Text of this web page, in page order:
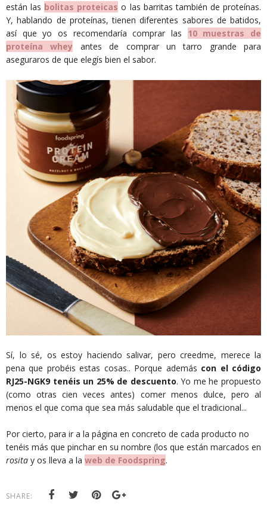
están las bolitas proteicas o las barritas también de proteínas.
Y, hablando de proteínas, tienen diferentes sabores de batidos,
así que yo os recomendaría comprar las 10 muestras de
proteína whey antes de comprar un tarro grande para
aseguraros de que elegís bien el sabor.
Sí, lo sé, os estoy haciendo salivar, pero creedme, merece la
pena que probéis estas cosas.. Porque además con el código
RJ25-NGK9 tenéis un 25% de descuento. Yo me he propuesto
(como otras cien veces antes) comer menos dulce, pero al
menos el que coma que sea más saludable que el tradicional...
Por cierto, para ir a la página en concreto de cada producto no
tenéis más que pinchar en su nombre (los que están marcados en
rosita y os lleva a la web de Foodspring.
SHARE: